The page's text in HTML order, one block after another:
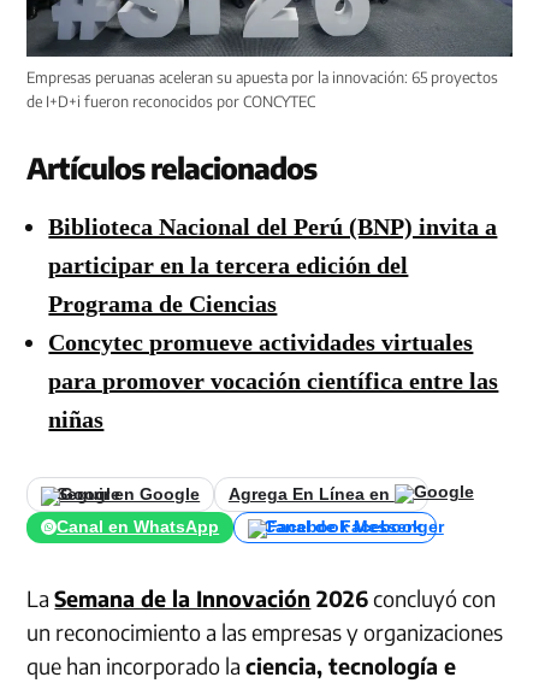
Empresas peruanas aceleran su apuesta por la innovación: 65 proyectos
de I+D+i fueron reconocidos por CONCYTEC
Artículos relacionados
Biblioteca Nacional del Perú (BNP) invita a
participar en la tercera edición del
Programa de Ciencias
Concytec promueve actividades virtuales
para promover vocación científica entre las
niñas
Seguir en Google
Agrega En Línea en
Canal en WhatsApp
Canal de Facebook
LaSemana de la Innovación 2026concluyó con
un reconocimiento a las empresas y organizaciones
que han incorporado laciencia, tecnología e